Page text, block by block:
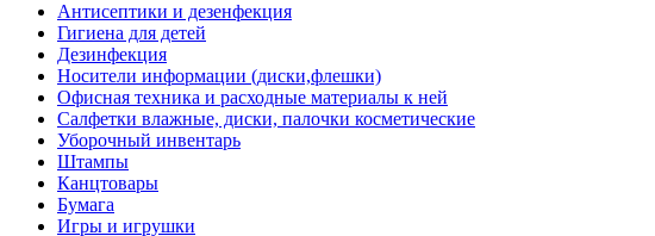
Антисептики и дезенфекция
Гигиена для детей
Дезинфекция
Носители информации (диски,флешки)
Офисная техника и расходные материалы к ней
Салфетки влажные, диски, палочки косметические
Уборочный инвентарь
Штампы
Канцтовары
Бумага
Игры и игрушки